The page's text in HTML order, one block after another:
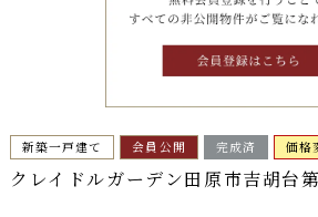
新築一戸建て 会員公開 完成済 価格
クレイドルガーデン田原市吉胡